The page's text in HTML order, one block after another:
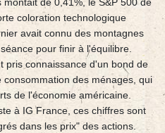
coloration technologique
avait connu des montagnes
pour finir à l'équilibre.
pris connaissance d'un bond de
des ménages, qui
de l'économie américaine.
à IG France, ces chiffres sont
dans les prix" des actions.